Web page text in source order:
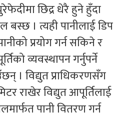
छिद्र धेरै हुने हुँदा
बस्छ । त्यही पानीलाई डिप
प्रयोग गर्न सकिने र
व्यवस्थापन गर्नुपर्ने
। विद्युत प्राधिकरणसँग
राखेर विद्युत आपूर्तिलाई
पानी वितरण गर्न